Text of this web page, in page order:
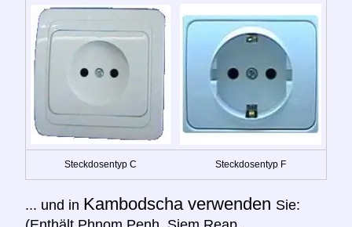
Steckdosentyp C Steckdosentyp F
... und in Kambodscha verwenden Sie: